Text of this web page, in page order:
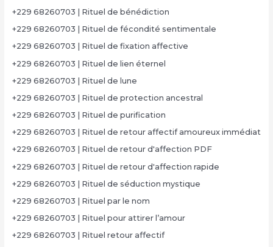
+229 68260703 | Rituel de bénédiction
+229 68260703 | Rituel de fécondité sentimentale
+229 68260703 | Rituel de fixation affective
+229 68260703 | Rituel de lien éternel
+229 68260703 | Rituel de lune
+229 68260703 | Rituel de protection ancestral
+229 68260703 | Rituel de purification
+229 68260703 | Rituel de retour affectif amoureux immédiat
+229 68260703 | Rituel de retour d'affection PDF
+229 68260703 | Rituel de retour d'affection rapide
+229 68260703 | Rituel de séduction mystique
+229 68260703 | Rituel par le nom
+229 68260703 | Rituel pour attirer l’amour
+229 68260703 | Rituel retour affectif